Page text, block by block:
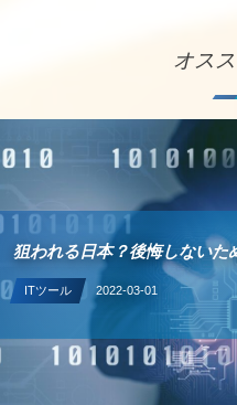
オス
狙われる日本？後悔しないた
ITツール 2022-03-01